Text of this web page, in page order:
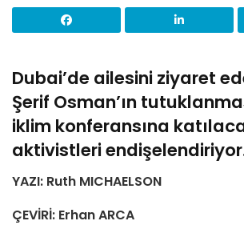
Dubai’de ailesini ziyaret
Şerif Osman’ın
iklim konferansına
aktivistleri
YAZI: Ruth MICHAELSON
ÇEVİRİ: Erhan ARCA